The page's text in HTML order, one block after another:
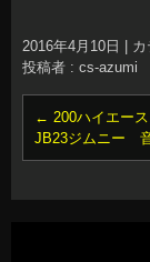
2016年4月10日
投稿者 : cs-azumi
← 200ハイエー
JB23ジムニー